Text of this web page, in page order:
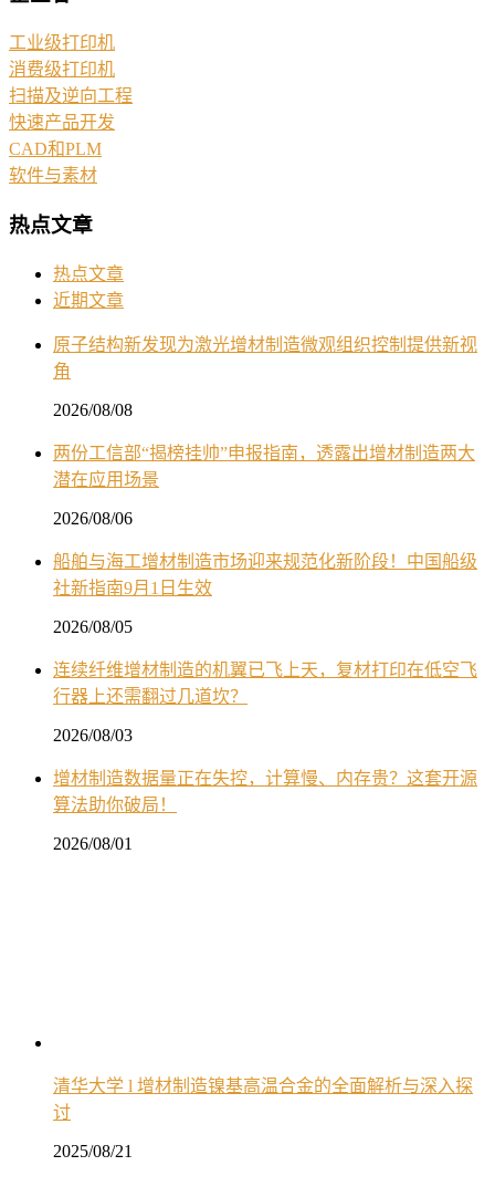
工业级打印机
消费级打印机
扫描及逆向工程
快速产品开发
CAD和PLM
软件与素材
热点文章
热点文章
近期文章
原子结构新发现为激光增材制造微观组织控制提供新视
角
2026/08/08
两份工信部“揭榜挂帅”申报指南，透露出增材制造两大
潜在应用场景
2026/08/06
船舶与海工增材制造市场迎来规范化新阶段！中国船级
社新指南9月1日生效
2026/08/05
连续纤维增材制造的机翼已飞上天，复材打印在低空飞
行器上还需翻过几道坎？
2026/08/03
增材制造数据量正在失控，计算慢、内存贵？这套开源
算法助你破局！
2026/08/01
清华大学 l 增材制造镍基高温合金的全面解析与深入探
讨
2025/08/21